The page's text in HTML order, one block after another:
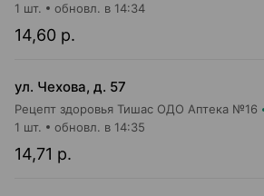
14,60 р.
1 шт. обновл. в 14:34
ул. Чехова, д. 57
Рецепт здоровья Тишас ОДО Аптека №16
14,71 р.
1 шт. обновл. в 14:35